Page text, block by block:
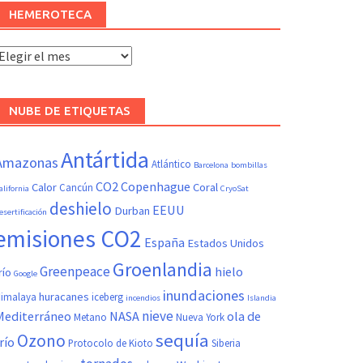
HEMEROTECA
Hemeroteca
NUBE DE ETIQUETAS
Antártida Atlántico Barcelona bombillas
Calor Cancún CO2Copenhague Coral CryoSat
deshielo Durban EEUU
CO2 España Estados Unidos
Google GreenpeaceGroenlandia hielo
huracanes iceberg incendios inundaciones Islandia
Metano NASA nieveNueva Yorkola de
Ozono Protocolo de Kioto sequía Siberia